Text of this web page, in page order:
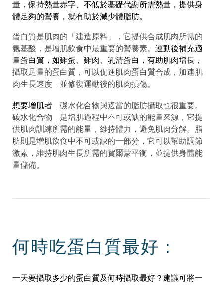
量，保持熱量赤字、不低於基礎代謝所需熱量，提供身
體足夠的營養，就有助於減少體脂肪。
蛋白質是肌肉的「建造原料」，它提供合成肌肉所需的
氨基酸，是增肌飲食中最重要的營養素。 運動後補充適
量蛋白質，如雞蛋、雞肉、乳清蛋白，有助肌肉增長，
攝取足量的蛋白質，可以促進肌肉蛋白質合成，加速肌
肉生長速度，並修復運動後的肌肉損傷。
想要增肌者， 碳水化合物與適當的脂肪攝取也很重要。
碳水化合物，是增肌過程中不可或缺的能量來源，它提
供肌肉訓練所需的能量，維持體力，避免肌肉分解。脂
肪則是增肌飲食中不可或缺的一部分，它可以幫助調節
激素，維持肌肉生長所需的賀爾蒙平衡，並提供身體能
量儲備。
何時吃蛋白質最好：
一天要攝取多少的蛋白質及何時攝取最好？建議可將一